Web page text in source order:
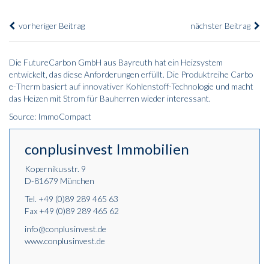
Impressum
vorheriger Beitrag nächster Beitrag
Die FutureCarbon GmbH aus Bayreuth hat ein Heizsystem
entwickelt, das diese Anforderungen erfüllt. Die Produktreihe Carbo
e-Therm basiert auf innovativer Kohlenstoff-Technologie und macht
das Heizen mit Strom für Bauherren wieder interessant.
Source: ImmoCompact
conplusinvest Immobilien
Kopernikusstr. 9
D-81679 München
Tel. +49 (0)89 289 465 63
Fax +49 (0)89 289 465 62
info@conplusinvest.de
www.conplusinvest.de